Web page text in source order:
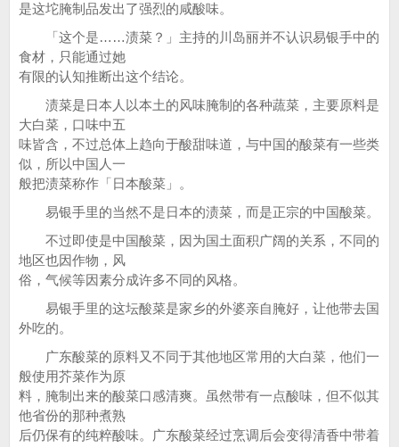
是这坨腌制品发出了强烈的咸酸味。
「这个是……渍菜？」主持的川岛丽并不认识易银手中的
食材，只能通过她
有限的认知推断出这个结论。
渍菜是日本人以本土的风味腌制的各种蔬菜，主要原料是
大白菜，口味中五
味皆含，不过总体上趋向于酸甜味道，与中国的酸菜有一些类
似，所以中国人一
般把渍菜称作「日本酸菜」。
易银手里的当然不是日本的渍菜，而是正宗的中国酸菜。
不过即使是中国酸菜，因为国土面积广阔的关系，不同的
地区也因作物，风
俗，气候等因素分成许多不同的风格。
易银手里的这坛酸菜是家乡的外婆亲自腌好，让他带去国
外吃的。
广东酸菜的原料又不同于其他地区常用的大白菜，他们一
般使用芥菜作为原
料，腌制出来的酸菜口感清爽。虽然带有一点酸味，但不似其
他省份的那种煮熟
后仍保有的纯粹酸味。广东酸菜经过烹调后会变得清香中带着